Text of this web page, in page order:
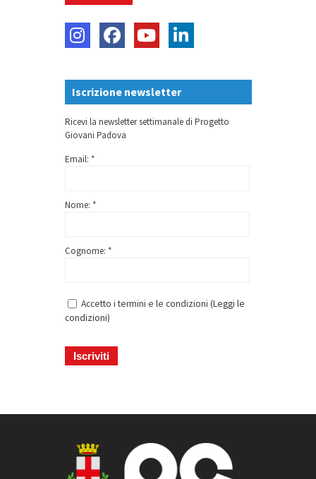
Iscrizione newsletter
Ricevi la newsletter settimanale di Progetto
Giovani Padova
Email: *
Nome: *
Cognome: *
Accetto i termini e le condizioni (Leggi le
condizioni)